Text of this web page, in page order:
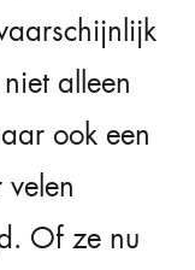
alleen
ook een
Of ze nu